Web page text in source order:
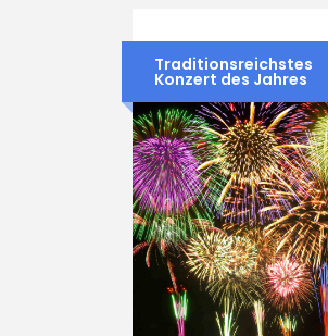
Traditionsreichstes
Konzert des Jahres